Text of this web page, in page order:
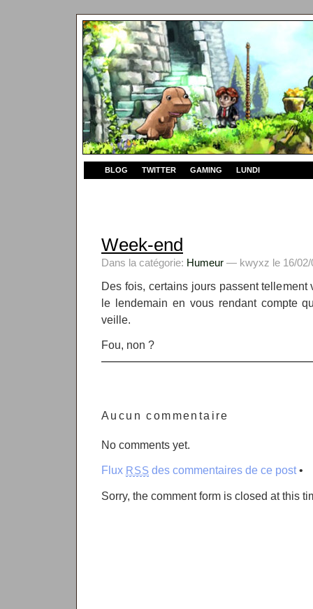
BLOG TWITTER GAMING LUNDI
Week-end
Dans la catégorie: Humeur — kwyxz le 16/02/
Des fois, certains jours passent tellement
le lendemain en vous rendant compte
veille.
Fou, non ?
Aucun commentaire
No comments yet.
Flux RSS des commentaires de ce post•
Sorry, the comment form is closed at this